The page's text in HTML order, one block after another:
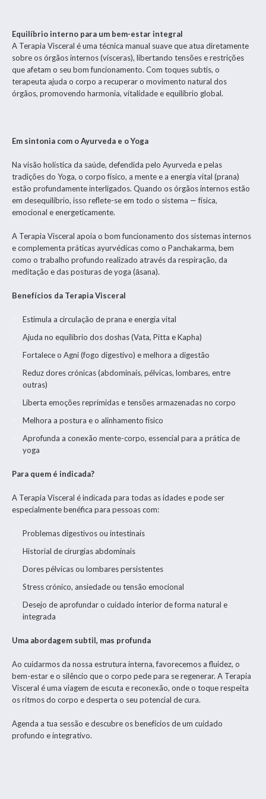
Equilíbrio interno para um bem-estar integral
A Terapia Visceral é uma técnica manual suave que atua diretamente
sobre os órgãos internos (vísceras), libertando tensões e restrições
que afetam o seu bom funcionamento. Com toques subtis, o
terapeuta ajuda o corpo a recuperar o movimento natural dos
órgãos, promovendo harmonia, vitalidade e equilíbrio global.
Em sintonia com o Ayurveda e o Yoga
Na visão holística da saúde, defendida pelo Ayurveda e pelas
tradições do Yoga, o corpo físico, a mente e a energia vital (prana)
estão profundamente interligados. Quando os órgãos internos estão
em desequilíbrio, isso reflete-se em todo o sistema — física,
emocional e energeticamente.
A Terapia Visceral apoia o bom funcionamento dos sistemas internos
e complementa práticas ayurvédicas como o Panchakarma, bem
como o trabalho profundo realizado através da respiração, da
meditação e das posturas de yoga (āsana).
Benefícios da Terapia Visceral
Estimula a circulação de prana e energia vital
Ajuda no equilíbrio dos doshas (Vata, Pitta e Kapha)
Fortalece o Agni (fogo digestivo) e melhora a digestão
Reduz dores crónicas (abdominais, pélvicas, lombares, entre
outras)
Liberta emoções reprimidas e tensões armazenadas no corpo
Melhora a postura e o alinhamento físico
Aprofunda a conexão mente-corpo, essencial para a prática de
yoga
Para quem é indicada?
A Terapia Visceral é indicada para todas as idades e pode ser
especialmente benéfica para pessoas com:
Problemas digestivos ou intestinais
Historial de cirurgias abdominais
Dores pélvicas ou lombares persistentes
Stress crónico, ansiedade ou tensão emocional
Desejo de aprofundar o cuidado interior de forma natural e
integrada
Uma abordagem subtil, mas profunda
Ao cuidarmos da nossa estrutura interna, favorecemos a fluidez, o
bem-estar e o silêncio que o corpo pede para se regenerar. A Terapia
Visceral é uma viagem de escuta e reconexão, onde o toque respeita
os ritmos do corpo e desperta o seu potencial de cura.
Agenda a tua sessão e descubre os benefícios de um cuidado
profundo e integrativo.